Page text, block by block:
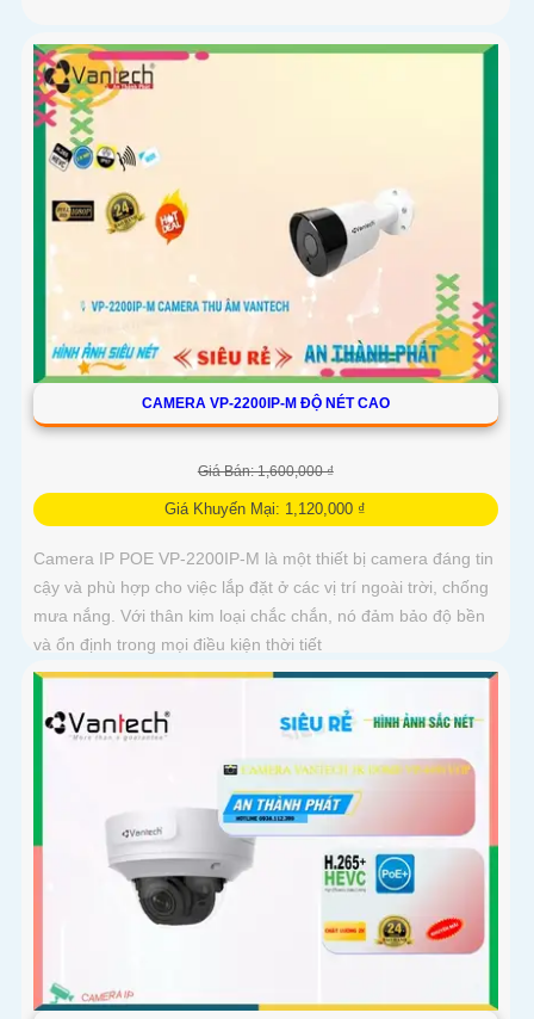
CAMERA VP-2200IP-M ĐỘ NÉT CAO
Giá Bán: 1,600,000 ₫
Giá Khuyến Mại: 1,120,000 ₫
Camera IP POE VP-2200IP-M là một thiết bị camera đáng tin
cậy và phù hợp cho việc lắp đặt ở các vị trí ngoài trời, chống
mưa nắng. Với thân kim loại chắc chắn, nó đảm bảo độ bền
và ổn định trong mọi điều kiện thời tiết